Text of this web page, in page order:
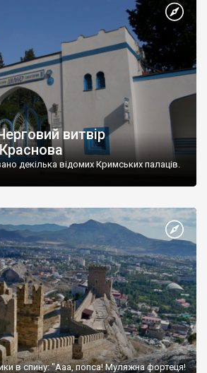
витвір
декілька відомих Кримських палаців.
в спину: "Ааа, попса! Муляжна фортеця!